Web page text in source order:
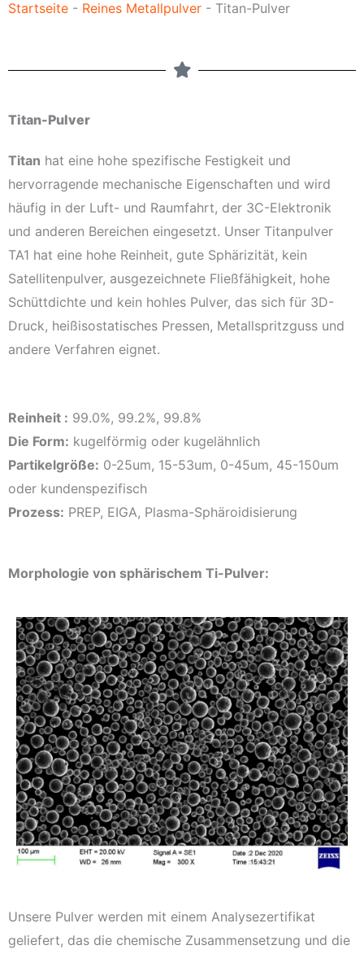
Startseite - Reines Metallpulver - Titan-Pulver
Titan-Pulver
Titan hat eine hohe spezifische Festigkeit und
hervorragende mechanische Eigenschaften und wird
häufig in der Luft- und Raumfahrt, der 3C-Elektronik
und anderen Bereichen eingesetzt. Unser Titanpulver
TA1 hat eine hohe Reinheit, gute Sphärizität, kein
Satellitenpulver, ausgezeichnete Fließfähigkeit, hohe
Schüttdichte und kein hohles Pulver, das sich für 3D-
Druck, heißisostatisches Pressen, Metallspritzguss und
andere Verfahren eignet.
Reinheit : 99.0%, 99.2%, 99.8%
Die Form: kugelförmig oder kugelähnlich
Partikelgröße: 0-25um, 15-53um, 0-45um, 45-150um
oder kundenspezifisch
Prozess: PREP, EIGA, Plasma-Sphäroidisierung
Morphologie von sphärischem Ti-Pulver:
Unsere Pulver werden mit einem Analysezertifikat
geliefert, das die chemische Zusammensetzung und die